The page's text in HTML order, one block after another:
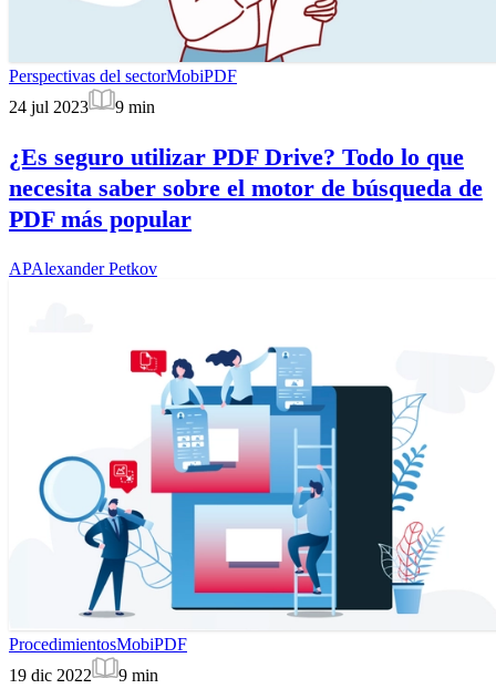
Perspectivas del sectorMobiPDF
24 jul 2023
9 min
¿Es seguro utilizar PDF Drive? Todo lo que
necesita saber sobre el motor de búsqueda de
PDF más popular
APAlexander Petkov
ProcedimientosMobiPDF
19 dic 2022
9 min